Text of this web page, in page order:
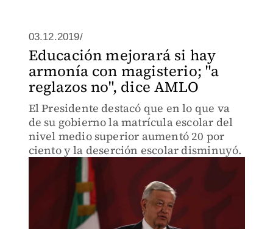
03.12.2019/
Educación mejorará si hay
armonía con magisterio; "a
reglazos no", dice AMLO
El Presidente destacó que en lo que va
de su gobierno la matrícula escolar del
nivel medio superior aumentó 20 por
ciento y la deserción escolar disminuyó.